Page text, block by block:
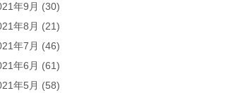
年9月 (30)
年8月 (21)
年7月 (46)
年6月 (61)
年5月 (58)